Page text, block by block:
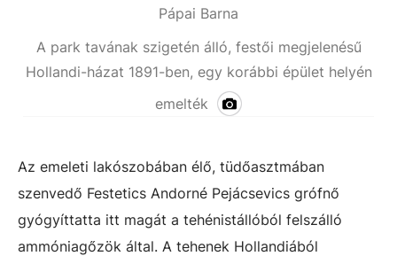
Pápai Barna
A park tavának szigetén álló, festői megjelenésű
Hollandi-házat 1891-ben, egy korábbi épület helyén
emelték
Az emeleti lakószobában élő, tüdőasztmában
szenvedő Festetics Andorné Pejácsevics grófnő
gyógyíttatta itt magát a tehénistállóból felszálló
ammóniagőzök által. A tehenek Hollandiából